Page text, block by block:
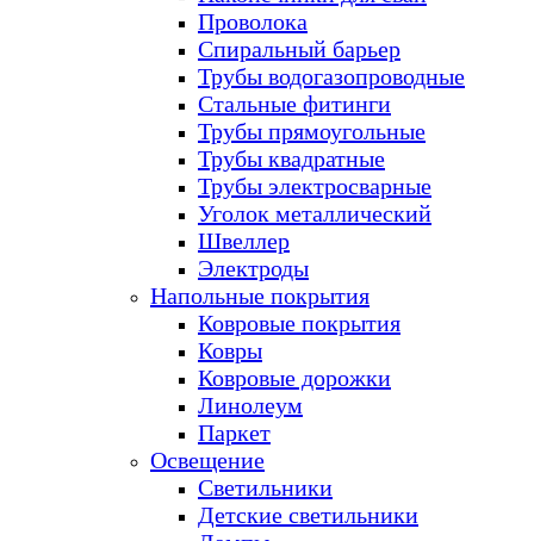
Проволока
Спиральный барьер
Трубы водогазопроводные
Стальные фитинги
Трубы прямоугольные
Трубы квадратные
Трубы электросварные
Уголок металлический
Швеллер
Электроды
Напольные покрытия
Ковровые покрытия
Ковры
Ковровые дорожки
Линолеум
Паркет
Освещение
Светильники
Детские светильники